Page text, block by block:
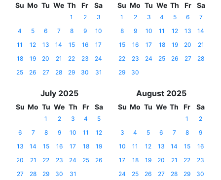
Su Mo Tu We Th Fr Sa
1 2
3
4
5 6 7 8 9
10
11
12 13 14 15 16
17
18
19 20 21 22 23
24
25
26 27 28 29 30 31
Su Mo Tu We Th Fr Sa
1 2 3 4 5 6
7
8
9 10 11 12 13
14
15
16 17 18 19 20
21
22
23 24 25 26 27
28
29
30
July 2025
Su Mo Tu We Th Fr Sa
1 2 3 4
5
6
7 8 9 10 11
12
13
14 15 16 17 18
19
20
21 22 23 24 25
26
27
28 29 30 31
August 2025
Su Mo Tu We Th Fr Sa
1
2
3
4 5 6 7 8
9
10
11 12 13 14 15
16
17
18 19 20 21 22
23
24
25 26 27 28 29 30